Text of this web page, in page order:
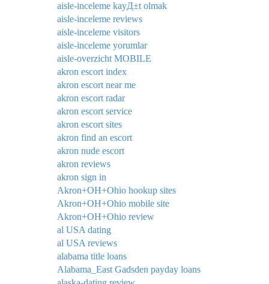
aisle-inceleme kayД±t olmak
aisle-inceleme reviews
aisle-inceleme visitors
aisle-inceleme yorumlar
aisle-overzicht MOBILE
akron escort index
akron escort near me
akron escort radar
akron escort service
akron escort sites
akron find an escort
akron nude escort
akron reviews
akron sign in
Akron+OH+Ohio hookup sites
Akron+OH+Ohio mobile site
Akron+OH+Ohio review
al USA dating
al USA reviews
alabama title loans
Alabama_East Gadsden payday loans